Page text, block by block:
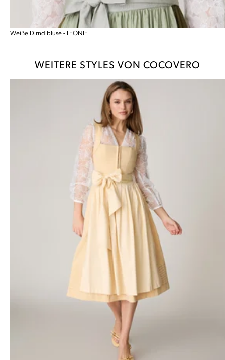
Weiße Dirndlbluse - LEONIE
WEITERE STYLES VON COCOVERO